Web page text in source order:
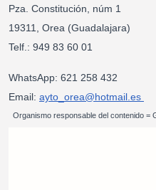
Pza. Constitución, núm 1
19311, Orea
Telf.: 949
WhatsApp: 621 258 432
Email: ayto_orea@hotmail.es
Organismo responsable del contenido =